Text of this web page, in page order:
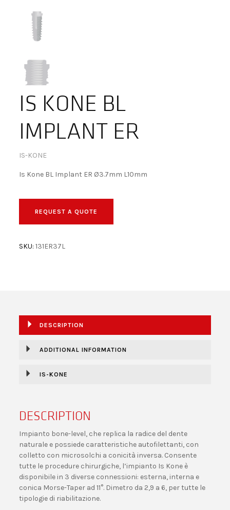
IS KONE BL
IMPLANT ER
IS-KONE
Is Kone BL Implant ER Ø3.7mm L10mm
REQUEST A QUOTE
SKU:131ER37L
DESCRIPTION
ADDITIONAL INFORMATION
IS-KONE
DESCRIPTION
Impianto bone-level, che replica la radice del dente
naturale e possiede caratteristiche autofilettanti, con
colletto con microsolchi a conicità inversa. Consente
tutte le procedure chirurgiche, l’impianto Is Kone è
disponibile in 3 diverse connessioni: esterna, interna e
conica Morse-Taper ad 11°. Dimetro da 2,9 a 6, per tutte le
tipologie di riabilitazione.